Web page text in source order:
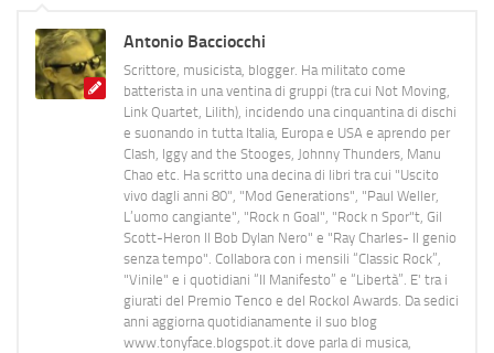
Antonio Bacciocchi
Scrittore, musicista, blogger. Ha militato come
batterista in una ventina di gruppi (tra cui Not Moving,
Link Quartet, Lilith), incidendo una cinquantina di dischi
e suonando in tutta Italia, Europa e USA e aprendo per
Clash, Iggy and the Stooges, Johnny Thunders, Manu
Chao etc. Ha scritto una decina di libri tra cui "Uscito
vivo dagli anni 80", "Mod Generations", "Paul Weller,
L’uomo cangiante", "Rock n Goal", "Rock n Spor"t, Gil
Scott-Heron Il Bob Dylan Nero" e "Ray Charles- Il genio
senza tempo". Collabora con i mensili “Classic Rock”,
"Vinile" e i quotidiani “Il Manifesto” e “Libertà”. E' tra i
giurati del Premio Tenco e del Rockol Awards. Da sedici
anni aggiorna quotidianamente il suo blog
www.tonyface.blogspot.it dove parla di musica,